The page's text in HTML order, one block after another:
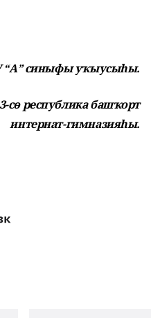
“А” синыфы уҡыусыһы.
сө республика башҡорт
интернат-гимназияһы.